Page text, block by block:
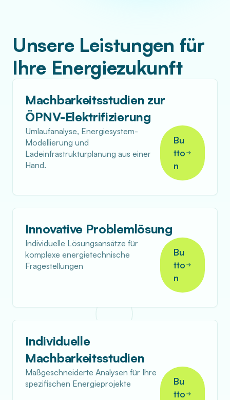
Unsere Leistungen für
Ihre Energiezukunft
Machbarkeitsstudien zur
ÖPNV-Elektrifizierung
Umlaufanalyse, Energiesystem-
Modellierung und
Ladeinfrastrukturplanung aus einer
Hand.
Bu
tto
n
Innovative Problemlösung
Individuelle Lösungsansätze für
komplexe energietechnische
Fragestellungen
Bu
tto
n
Individuelle
Machbarkeitsstudien
Maßgeschneiderte Analysen für Ihre
spezifischen Energieprojekte
Bu
tto